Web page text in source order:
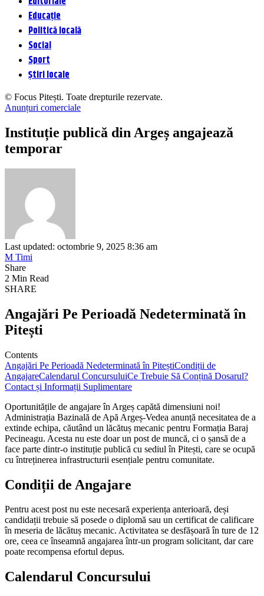
Educație
Politică locală
Social
Sport
Știri locale
© Focus Pitești. Toate drepturile rezervate.
Anunțuri comerciale
Instituție publică din Argeș angajează
temporar
Last updated: octombrie 9, 2025 8:36 am
M Timi
Share
2 Min Read
SHARE
Angajări Pe Perioadă Nedeterminată în
Pitești
Contents
Angajări Pe Perioadă Nedeterminată în PiteștiCondiții de
AngajareCalendarul ConcursuluiCe Trebuie Să Conțină Dosarul?
Contact și Informații Suplimentare
Oportunitățile de angajare în Argeș capătă dimensiuni noi!
Administrația Bazinală de Apă Argeș-Vedea anunță necesitatea de a
extinde echipa, căutând un lăcătuș mecanic pentru Formația Baraj
Pecineagu. Acesta nu este doar un post de muncă, ci o șansă de a
face parte dintr-o instituție publică cu sediul în Pitești, care se ocupă
cu întreținerea infrastructurii esențiale pentru comunitate.
Condiții de Angajare
Pentru acest post nu este necesară experiența anterioară, deși
candidații trebuie să posede o diplomă sau un certificat de calificare
în meseria de lăcătuș mecanic. Activitatea se desfășoară în ture de 12
ore, ceea ce înseamnă angajarea într-un program solicitant, dar care
poate recompensa efortul depus.
Calendarul Concursului